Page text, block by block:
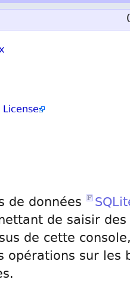
de données
de saisir
de cette
sur les